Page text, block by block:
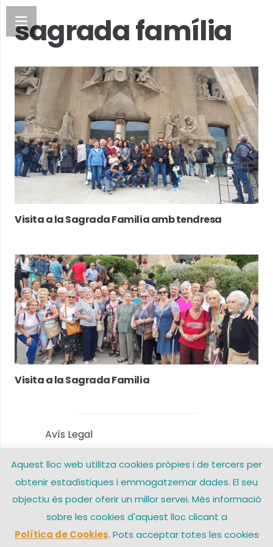
sagrada família
Visita a la Sagrada Familia amb tendresa
Visita a la Sagrada Familia
Avís Legal
Política de privacitat
Política de Cookies
Contacte
Aquest lloc web utilitza cookies pròpies i de tercers per
obtenir estadístiques i emmagatzemar dades. El seu
objectiu és poder oferir un millor servei. Més informació
sobre les cookies d'aquest lloc clicant a
Política de Cookies. Pots acceptar totes les cookies